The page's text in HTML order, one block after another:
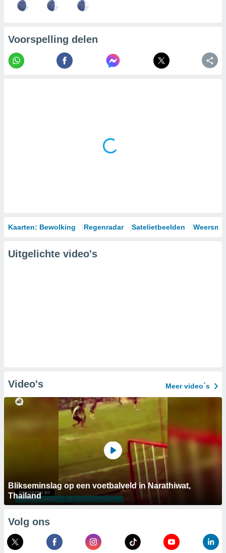
Voorspelling delen
Kaarten: Bewolking Regenradar Satelietbeelden
Uitgelichte video's
Video's Meer video´s
Blikseminslag op een voetbalveld in Narathiwat,
Thailand
Volg ons